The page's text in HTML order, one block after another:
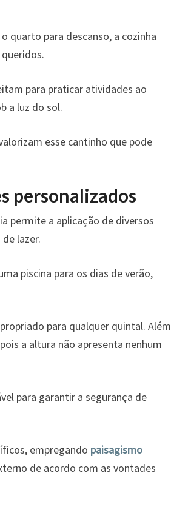
quarto para descanso, a cozinha
para praticar atividades ao
a luz do sol.
esse cantinho que pode
personalizados
permite a aplicação de diversos
lazer.
piscina para os dias de verão,
para qualquer quintal. Além
a altura não apresenta nenhum
para garantir a segurança de
empregando paisagismo
de acordo com as vontades